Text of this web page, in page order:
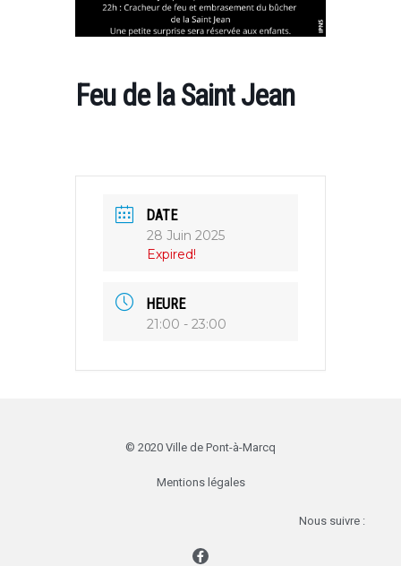
Feu de la Saint Jean
DATE
28 Juin 2025
Expired!
HEURE
21:00 - 23:00
© 2020 Ville de Pont-à-Marcq
Mentions légales
Nous suivre :